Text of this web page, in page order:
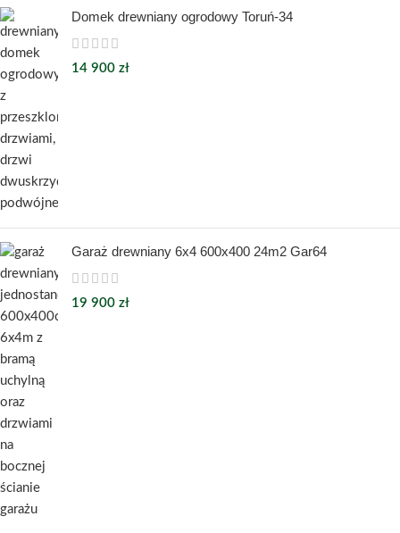
Domek drewniany ogrodowy Toruń-34
14 900 zł
Garaż drewniany 6x4 600x400 24m2 Gar64
19 900 zł